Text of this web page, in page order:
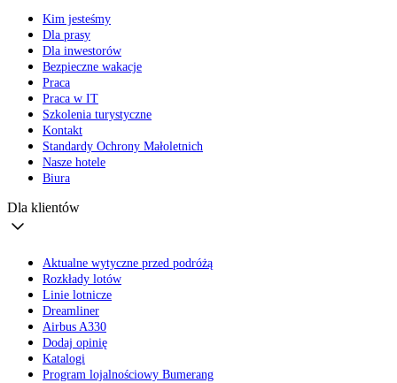
Kim jesteśmy
Dla prasy
Dla inwestorów
Bezpieczne wakacje
Praca
Praca w IT
Szkolenia turystyczne
Kontakt
Standardy Ochrony Małoletnich
Nasze hotele
Biura
Dla klientów
Aktualne wytyczne przed podróżą
Rozkłady lotów
Linie lotnicze
Dreamliner
Airbus A330
Dodaj opinię
Katalogi
Program lojalnościowy Bumerang